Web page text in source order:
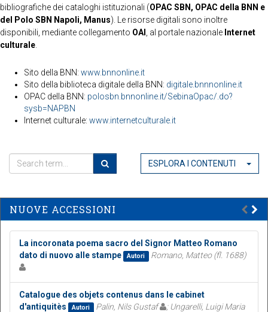
bibliografiche dei cataloghi istituzionali (OPAC SBN, OPAC della BNN e
del Polo SBN Napoli, Manus). Le risorse digitali sono inoltre
disponibili, mediante collegamento OAI , al portale nazionale Internet
culturale
Sito della BNN: www.bnnonline.it
Sito della biblioteca digitale della BNN: digitale.bnnnonline.it
OPAC della BNN: polosbn.bnnonline.it/SebinaOpac/.do?
sysb=NAPBN
Internet culturale: www.internetculturale.it
ESPLORA I CONTENUTI
NUOVE ACCESSIONI
La incoronata poema sacro del Signor Matteo Romano
dato di nuovo alle stampe
Autori Romano, Matteo (fl. 1688)
Catalogue des objets contenus dans le cabinet
d'antiquitès
Autori Palin, Nils Gustaf
; Ungarelli, Luigi Maria